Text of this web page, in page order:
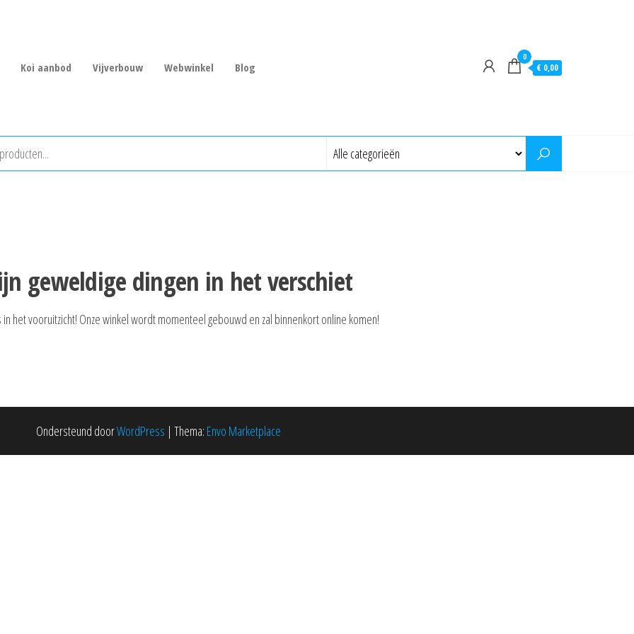
Koi aanbod Vijverbouw Webwinkel Blog
0
€ 0,00
geweldige dingen in het verschiet
het vooruitzicht! Onze winkel wordt momenteel gebouwd en zal binnenkort online komen!
Ondersteund doorWordPress | Thema: Envo Marketplace